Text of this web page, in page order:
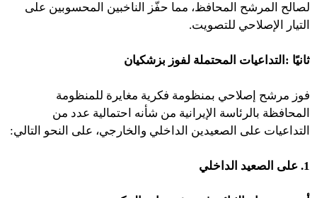
لصالح المرشح المحافظ، مما حفّز الناخبين المحسوبين على
التيار الإصلاحي للتصويت.
ثانيًا : التداعيات المحتملة لفوز بزشكيان
فوز مرشح إصلاحي بمنظومة فكرية مغايرة للمنظومة
المحافظة بالرئاسة الإيرانية من شأنه احتمالية عدد من
التداعيات على الصعيدين الداخلي والخارجي، على النحو التالي:
1. على الصعيد الداخلي